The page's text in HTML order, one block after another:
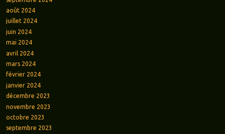
août 2024
juillet 2024
juin 2024
mai 2024
avril 2024
mars 2024
février 2024
janvier 2024
décembre 2023
novembre 2023
octobre 2023
septembre 2023